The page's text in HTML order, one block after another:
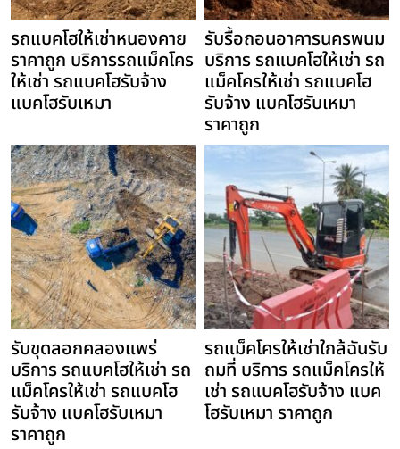
รถแบคโฮให้เช่าหนองคาย
ราคาถูก บริการรถแม็คโคร
ให้เช่า รถแบคโฮรับจ้าง
แบคโฮรับเหมา
รับรื้อถอนอาคารนครพนม
บริการ รถแบคโฮให้เช่า รถ
แม็คโครให้เช่า รถแบคโฮ
รับจ้าง แบคโฮรับเหมา
ราคาถูก
รับขุดลอกคลองแพร่
บริการ รถแบคโฮให้เช่า รถ
แม็คโครให้เช่า รถแบคโฮ
รับจ้าง แบคโฮรับเหมา
ราคาถูก
รถแม็คโครให้เช่าใกล้ฉันรับ
ถมที่ บริการ รถแม็คโครให้
เช่า รถแบคโฮรับจ้าง แบค
โฮรับเหมา ราคาถูก